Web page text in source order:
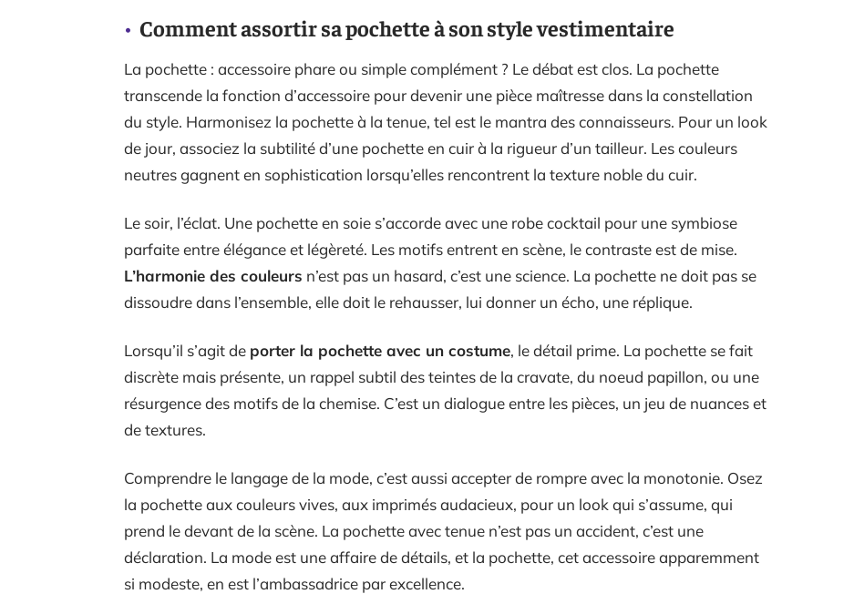
Comment assortir sa pochette à son style vestimentaire
La pochette : accessoire phare ou simple complément ? Le débat est clos. La pochette
transcende la fonction d’accessoire pour devenir une pièce maîtresse dans la constellation
du style. Harmonisez la pochette à la tenue, tel est le mantra des connaisseurs. Pour un look
de jour, associez la subtilité d’une pochette en cuir à la rigueur d’un tailleur. Les couleurs
neutres gagnent en sophistication lorsqu’elles rencontrent la texture noble du cuir.
Le soir, l’éclat. Une pochette en soie s’accorde avec une robe cocktail pour une symbiose
parfaite entre élégance et légèreté. Les motifs entrent en scène, le contraste est de mise.
L’harmonie des couleurs n’est pas un hasard, c’est une science. La pochette ne doit pas se
dissoudre dans l’ensemble, elle doit le rehausser, lui donner un écho, une réplique.
Lorsqu’il s’agit de porter la pochette avec un costume, le détail prime. La pochette se fait
discrète mais présente, un rappel subtil des teintes de la cravate, du noeud papillon, ou une
résurgence des motifs de la chemise. C’est un dialogue entre les pièces, un jeu de nuances et
de textures.
Comprendre le langage de la mode, c’est aussi accepter de rompre avec la monotonie. Osez
la pochette aux couleurs vives, aux imprimés audacieux, pour un look qui s’assume, qui
prend le devant de la scène. La pochette avec tenue n’est pas un accident, c’est une
déclaration. La mode est une affaire de détails, et la pochette, cet accessoire apparemment
si modeste, en est l’ambassadrice par excellence.